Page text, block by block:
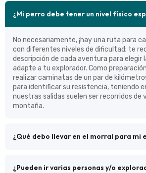
¿Mi perro debe tener un nivel físico
No necesariamente, ¡hay una ruta para
con diferentes niveles de dificultad; te
descripción de cada aventura para elegir
adapte a tu explorador. Como
realizar caminatas de un par de
para identificar su resistencia, teniendo
nuestras salidas suelen ser recorridos de
montaña.
¿Qué debo llevar en el morral para mi
¿Pueden ir varias personas y/o